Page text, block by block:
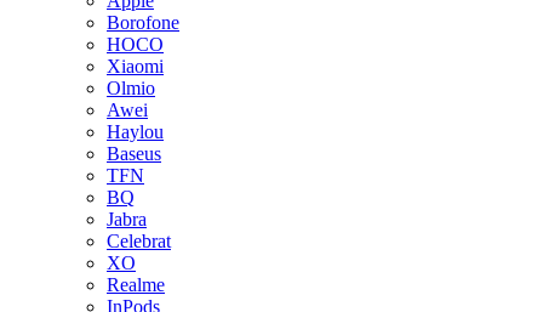
Borofone
HOCO
Xiaomi
Olmio
Awei
Haylou
Baseus
TFN
BQ
Jabra
Celebrat
XO
Realme
InPods